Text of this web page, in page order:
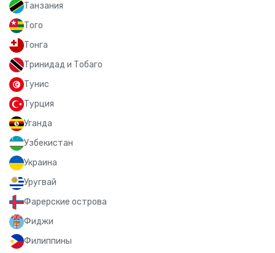
Танзания
Того
Тонга
Тринидад и Тобаго
Тунис
Турция
Уганда
Узбекистан
Украина
Уругвай
Фарерские острова
Фиджи
Филиппины